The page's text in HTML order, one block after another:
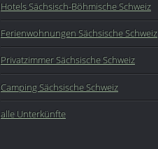
Hotels Sächsisch-Böhmische Schweiz
Ferienwohnungen Sächsische Schweiz
Privatzimmer Sächsische Schweiz
Camping Sächsische Schweiz
alle Unterkünfte